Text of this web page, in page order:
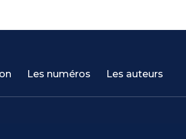
Les numéros Les auteurs